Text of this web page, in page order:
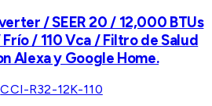
/ SEER 20 / 12,000 BTUs
Frío / 110 Vca / Filtro de Salud
Alexa y Google Home.
CCI-R32-12K-110